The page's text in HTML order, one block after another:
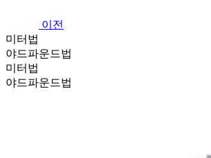
이전
미터법
야드파운드법
미터법
야드파운드법